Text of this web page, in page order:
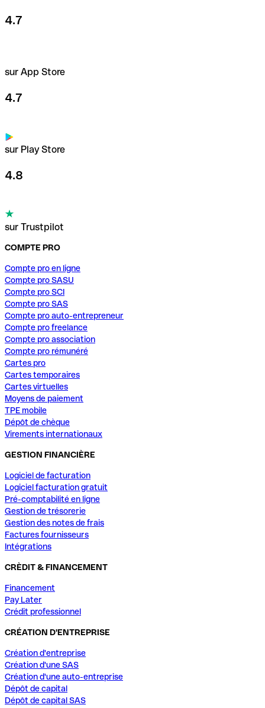
4.7
sur App Store
4.7
sur Play Store
4.8
sur Trustpilot
COMPTE PRO
Compte pro en ligne
Compte pro SASU
Compte pro SCI
Compte pro SAS
Compte pro auto-entrepreneur
Compte pro freelance
Compte pro association
Compte pro rémunéré
Cartes pro
Cartes temporaires
Cartes virtuelles
Moyens de paiement
TPE mobile
Dépôt de chèque
Virements internationaux
GESTION FINANCIÈRE
Logiciel de facturation
Logiciel facturation gratuit
Pré-comptabilité en ligne
Gestion de trésorerie
Gestion des notes de frais
Factures fournisseurs
Intégrations
CRÈDIT & FINANCEMENT
Financement
Pay Later
Crédit professionnel
CRÉATION D'ENTREPRISE
Création d'entreprise
Création d'une SAS
Création d'une auto-entreprise
Dépôt de capital
Dépôt de capital SAS